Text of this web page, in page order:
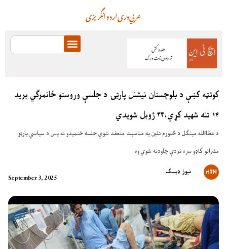
انگریزیاردودریعربي
کوئټه کښې د بلوچستان نيشنل پارټۍ د جلسې وروستو ځانمرګي بريد
۱۴ تنه شهيد کړې،۳۳ ژوبل شويدي
د عطاالله مينګل د څلورم تلين په مناسبت منعقد شوې جلسه ختميدو نه پس د سياسي پارټو
مشرانو ګاډو سره نزدې چاودنه شوي وه
September 3, 2025
نېوز ډیسک